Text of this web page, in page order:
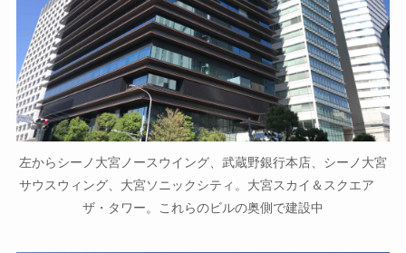
左からシーノ大宮ノースウイング、武蔵野銀行本店、シーノ大宮
サウスウィング、大宮ソニックシティ。大宮スカイ＆スクエア
ザ・タワー。これらのビルの奥側で建設中